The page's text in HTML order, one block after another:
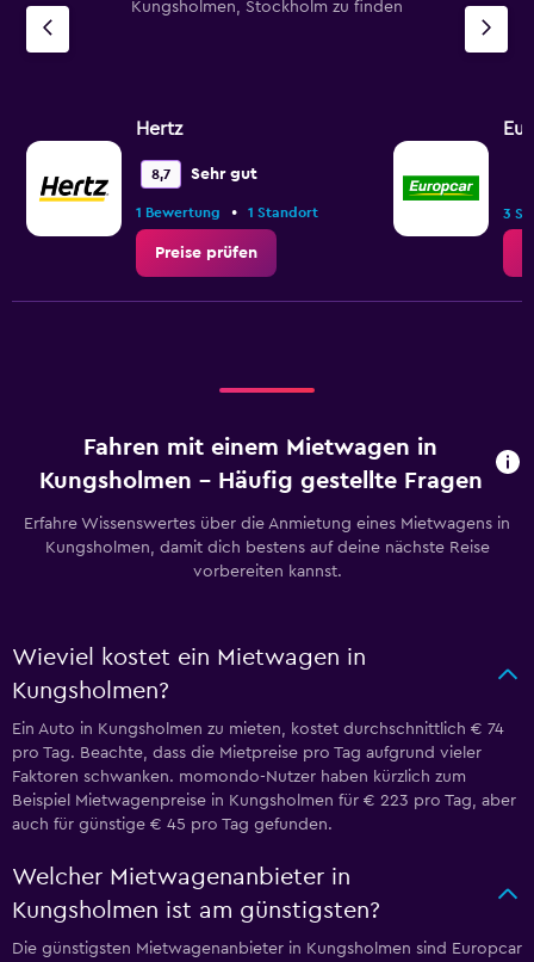
Kungsholmen, Stockholm zu finden
Hertz
8,7 Sehr gut
1 Bewertung • 1 Standort
Preise prüfen
3
Fahren mit einem Mietwagen in
Kungsholmen – Häufig gestellte Fragen
Erfahre Wissenswertes über die Anmietung eines Mietwagens in
Kungsholmen, damit dich bestens auf deine nächste Reise
vorbereiten kannst.
Wieviel kostet ein Mietwagen in
Kungsholmen?
Ein Auto in Kungsholmen zu mieten, kostet durchschnittlich € 74
pro Tag. Beachte, dass die Mietpreise pro Tag aufgrund vieler
Faktoren schwanken. momondo-Nutzer haben kürzlich zum
Beispiel Mietwagenpreise in Kungsholmen für € 223 pro Tag, aber
auch für günstige € 45 pro Tag gefunden.
Welcher Mietwagenanbieter in
Kungsholmen ist am günstigsten?
Die günstigsten Mietwagenanbieter in Kungsholmen sind Europcar